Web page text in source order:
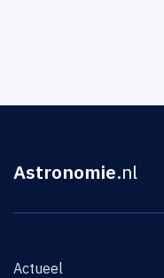
Astronomie.nl
Actueel